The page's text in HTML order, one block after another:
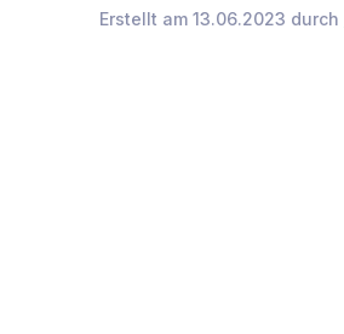
Erstellt am 13.06.2023 durch